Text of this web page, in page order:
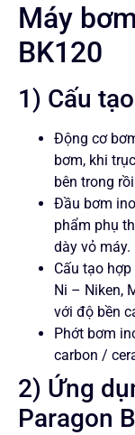
Máy
BK120
1) Cấu
Động cơ
bơm, khi
bên trong
Đầu bơm
phẩm phụ
dày vỏ máy.
Cấu tạo
Ni – Niken,
với độ bền
Phớt bơm
carbon /
2) Ứng
Paragon